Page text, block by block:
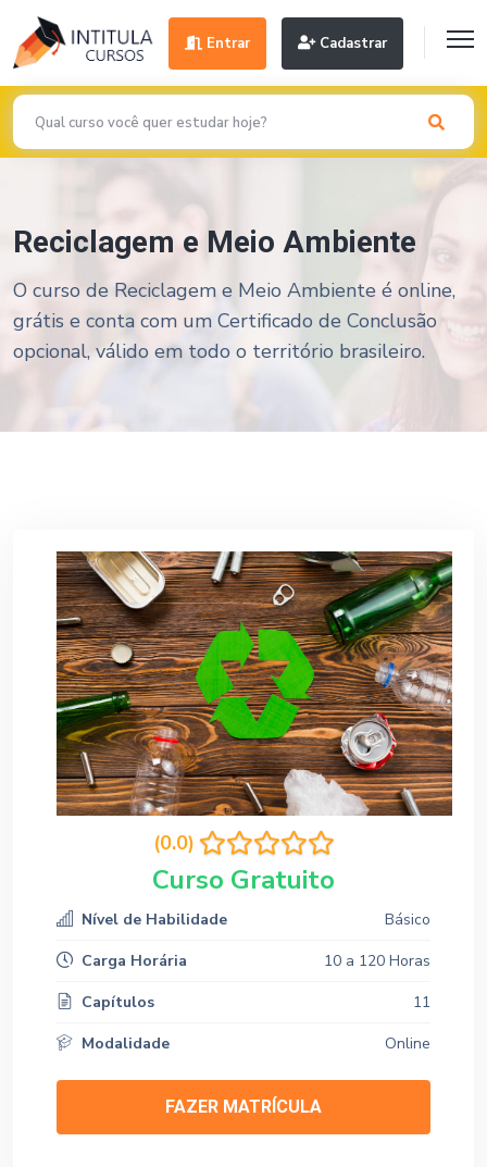
Entrar Cadastrar
Reciclagem e Meio Ambiente
O curso de Reciclagem e Meio Ambiente é online,
grátis e conta com um Certificado de Conclusão
opcional, válido em todo o território brasileiro.
(0.0)
Curso Gratuito
Nível de Habilidade
Básico
Carga Horária
10 a 120 Horas
Capítulos
11
Modalidade
Online
FAZER MATRÍCULA